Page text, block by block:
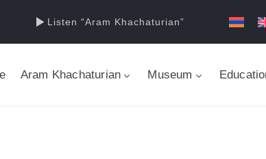
Listen “Aram Khachaturian”
Aram Khachaturian Museum